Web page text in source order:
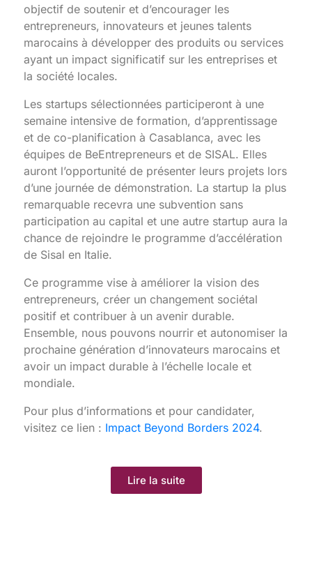
objectif de soutenir et d’encourager les
entrepreneurs, innovateurs et jeunes talents
marocains à développer des produits ou services
ayant un impact significatif sur les entreprises et
la société locales.
Les startups sélectionnées participeront à une
semaine intensive de formation, d’apprentissage
et de co-planification à Casablanca, avec les
équipes de BeEntrepreneurs et de SISAL. Elles
auront l’opportunité de présenter leurs projets lors
d’une journée de démonstration. La startup la plus
remarquable recevra une subvention sans
participation au capital et une autre startup aura la
chance de rejoindre le programme d’accélération
de Sisal en Italie.
Ce programme vise à améliorer la vision des
entrepreneurs, créer un changement sociétal
positif et contribuer à un avenir durable.
Ensemble, nous pouvons nourrir et autonomiser la
prochaine génération d’innovateurs marocains et
avoir un impact durable à l’échelle locale et
mondiale.
Pour plus d’informations et pour candidater,
visitez ce lien : Impact Beyond Borders 2024.
Lire la suite